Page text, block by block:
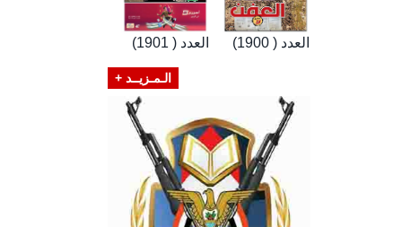
العدد ( 1901) العدد ( 1900)
الـمـزيــد +